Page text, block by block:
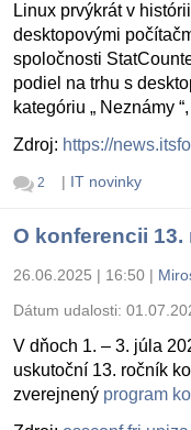
Linux prvýkrát v
desktopovými
spoločnosti
podiel na trhu s
kategóriu „ Neznámy
Zdroj: https://
2 | IT novinky
O konferencii
26.06.2025 | 16:50 |
Dátum udalosti:
V dňoch 1. – 3. júla
uskutoční 13. ročník
zverejnený program